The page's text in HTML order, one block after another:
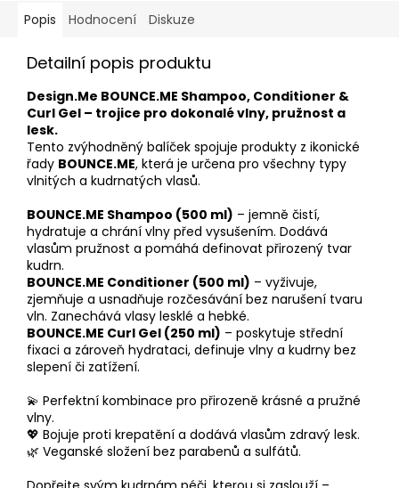
Popis Hodnocení Diskuze
Detailní popis produktu
Design.Me BOUNCE.ME Shampoo, Conditioner &
Curl Gel – trojice pro dokonalé vlny, pružnost a
lesk.
Tento zvýhodněný balíček spojuje produkty z ikonické
řady BOUNCE.ME, která je určena pro všechny typy
vlnitých a kudrnatých vlasů.
BOUNCE.ME Shampoo (500 ml) – jemně čistí,
hydratuje a chrání vlny před vysušením. Dodává
vlasům pružnost a pomáhá definovat přirozený tvar
kudrn.
BOUNCE.ME Conditioner (500 ml) – vyživuje,
zjemňuje a usnadňuje rozčesávání bez narušení tvaru
vln. Zanechává vlasy lesklé a hebké.
BOUNCE.ME Curl Gel (250 ml) – poskytuje střední
fixaci a zároveň hydrataci, definuje vlny a kudrny bez
slepení či zatížení.
💫 Perfektní kombinace pro přirozeně krásné a pružné
vlny.
💖 Bojuje proti krepatění a dodává vlasům zdravý lesk.
🌿 Veganské složení bez parabenů a sulfátů.